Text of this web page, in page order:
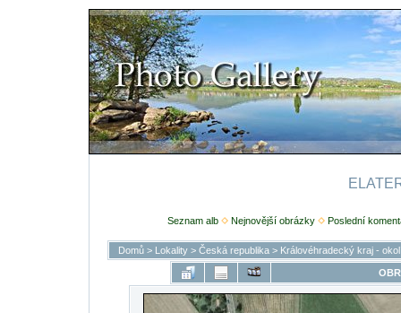
Seznam alb Nejnovější obrázky Poslední
Domů> Lokality> Česká republika> Královéhradecký kraj -